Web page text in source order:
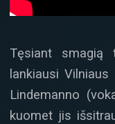
Tęsiant
lankiausi
Lindemanno
kuomet jis